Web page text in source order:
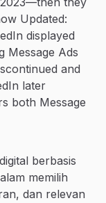
Updated:
displayed
Message Ads
and
later
both Message
berbasis
memilih
dan relevan